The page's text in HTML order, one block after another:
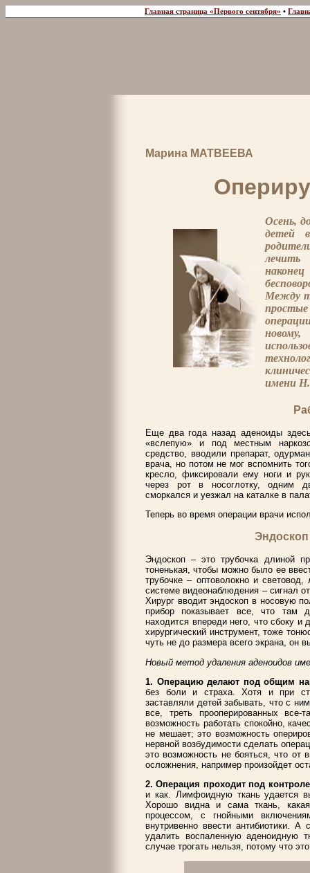
Главная страница «Первого сентября» •
Марина МАТВЕЕВА
Осень,
детей
Между
имени
Еще два года назад аденоиды
«вслепую» и под местным
средство, вводили препарат,
врача, но потом не мог вспомнить
кресло, фиксировали ему ноги и
через рот в носоглотку, одним
сморкался и уезжал на каталке в
Теперь во время операции врачи
Эндоскоп – это трубочка длиной
тоненькая, чтобы можно было ее
трубочке – оптоволокно и
системе видеонаблюдения – сигнал
Хирург вводит эндоскоп в носовую
прибор показывает все, что там
находится впереди него, что сбоку
хирургический инструмент, тоже
чуть не до размера всего экрана, он
Новый метод удаления аденоидов
1. Операцию делают под общим
без боли и страха. Хотя и при
заставляли детей забывать, что с
все, треть прооперированных
возможность работать спокойно,
не мешает; это возможность
нервной возбудимости сделать
это возможность не бояться, что от
осложнения, например произойдет
2. Операция проходит под
и как. Лимфоидную ткань удается
Хорошо видна и сама ткань,
процессом, с гнойными
внутривенно ввести антибиотики.
удалить воспаленную аденоидную
случае трогать нельзя, потому что